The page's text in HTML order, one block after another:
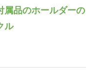
属品のホールダーの
ル